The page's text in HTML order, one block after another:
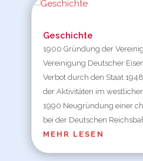
Geschichte
1900 Gründung der
Vereinigung Deutscher
Verbot durch den Staat
der Aktivitäten im
1990 Neugründung einer
bei der Deutschen
MEHR LESEN